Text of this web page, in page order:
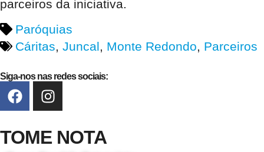
parceiros da iniciativa.
Paróquias
Cáritas, Juncal, Monte Redondo, Parceiros
Siga-nos nas redes sociais:
TOME NOTA